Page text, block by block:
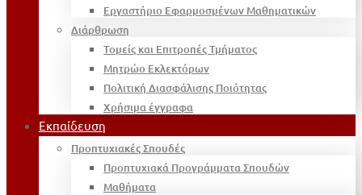
Εργαστήριο Εφαρμοσμένων Μαθηματικών
Διάρθρωση
Τομείς και Επιτροπές Τμήματος
Μητρώο Εκλεκτόρων
Πολιτική Διασφάλισης Ποιότητας
Χρήσιμα έγγραφα
Εκπαίδευση
Προπτυχιακές Σπουδές
Προπτυχιακά Προγράμματα Σπουδών
Μαθήματα